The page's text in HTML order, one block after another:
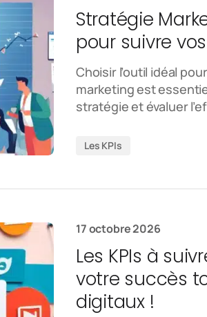
Stratégie
pour suivre vos
Choisir l’outil idéal
marketing est
stratégie et évaluer
Les KPIs
17 octobre 2026
Les KPIs à
votre succès
digitaux !